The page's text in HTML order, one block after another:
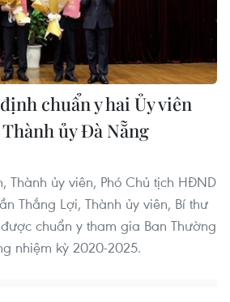
chuẩn y hai Ủy viên
ủy Đà Nẵng
Thành ủy viên, Phó Chủ tịch HĐND
Thắng Lợi, Thành ủy viên, Bí thư
chuẩn y tham gia Ban Thường
nhiệm kỳ 2020-2025.